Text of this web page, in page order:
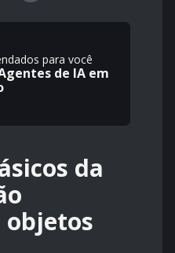
para você
de IA em
da